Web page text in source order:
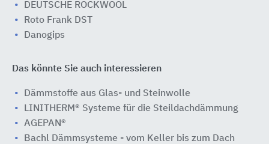
DEUTSCHE ROCKWOOL
Roto Frank DST
Danogips
Das könnte Sie auch interessieren
Dämmstoffe aus Glas- und Steinwolle
LINITHERM® Systeme für die Steildachdämmung
AGEPAN®
Bachl Dämmsysteme - vom Keller bis zum Dach